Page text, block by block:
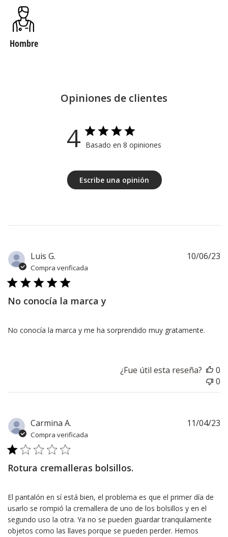
Hombre
Opiniones de clientes
4 Basado en 8 opiniones
Escribe una opinión
Luis G.
Compra verificada
No conocía la marca y
No conocía la marca y me ha sorprendido muy gratamente.
10/06/23
¿Fue útil esta reseña?
0
0
Carmina A.
Compra verificada
Rotura cremalleras bolsillos.
El pantalón en sí está bien, el problema es que el primer día de
usarlo se rompió la cremallera de uno de los bolsillos y en el
segundo uso la otra. Ya no se pueden guardar tranquilamente
objetos como las llaves porque se pueden perder. Hemos
11/04/23